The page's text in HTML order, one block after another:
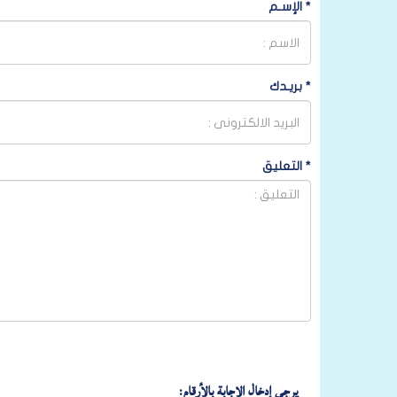
* الإسـم
* بريـدك
* التعليق
يرجى إدخال الإجابة بالأرقام: